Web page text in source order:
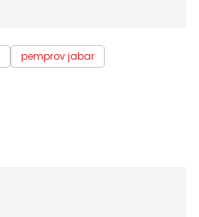
pemprov jabar